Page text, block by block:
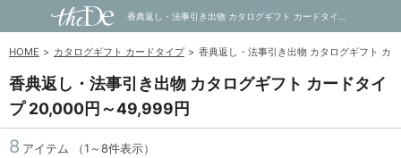
HOME カタログギフト カードタイプ 香典返し・法事引き出物 カタログギフト カ
香典返し・法事引き出物 カタログギフト カードタイ
プ 20,000円～49,999円
8 アイテム （1～8件表示）